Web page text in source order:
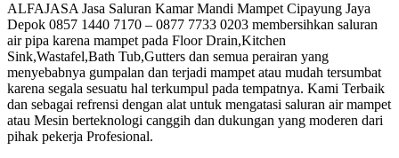
ALFAJASA Jasa Saluran Kamar Mandi Mampet Cipayung Jaya
Depok 0857 1440 7170 – 0877 7733 0203 membersihkan saluran
air pipa karena mampet pada Floor Drain,Kitchen
Sink,Wastafel,Bath Tub,Gutters dan semua perairan yang
menyebabnya gumpalan dan terjadi mampet atau mudah tersumbat
karena segala sesuatu hal terkumpul pada tempatnya. Kami Terbaik
dan sebagai refrensi dengan alat untuk mengatasi saluran air mampet
atau Mesin berteknologi canggih dan dukungan yang moderen dari
pihak pekerja Profesional.